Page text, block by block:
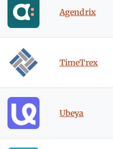
Agendrix
TimeTrex
Ubeya